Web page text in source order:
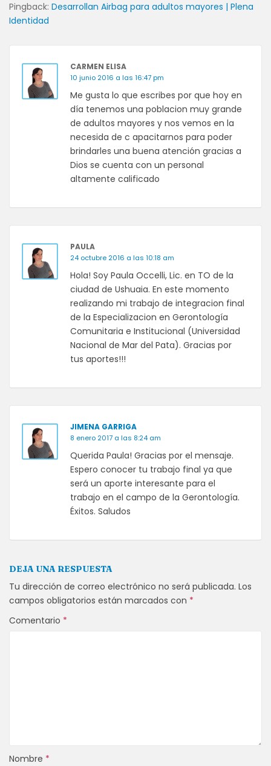
Pingback: Desarrollan Airbag para adultos mayores | Plena
Identidad
CARMEN ELISA
10 junio 2016 a las 16:47 pm
Me gusta lo que escribes por que hoy en
día tenemos una poblacion muy grande
de adultos mayores y nos vemos en la
necesida de c apacitarnos para poder
brindarles una buena atención gracias a
Dios se cuenta con un personal
altamente calificado
PAULA
24 octubre 2016 a las 10:18 am
Hola! Soy Paula Occelli, Lic. en TO de la
ciudad de Ushuaia. En este momento
realizando mi trabajo de integracion final
de la Especializacion en Gerontología
Comunitaria e Institucional (Universidad
Nacional de Mar del Pata). Gracias por
tus aportes!!!
JIMENA GARRIGA
8 enero 2017 a las 8:24 am
Querida Paula! Gracias por el mensaje.
Espero conocer tu trabajo final ya que
será un aporte interesante para el
trabajo en el campo de la Gerontología.
Éxitos. Saludos
DEJA UNA RESPUESTA
Tu dirección de correo electrónico no será publicada. Los
campos obligatorios están marcados con *
Comentario *
Nombre *